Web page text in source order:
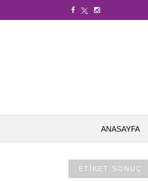
ANASAYFA
ETİKET SONUÇ